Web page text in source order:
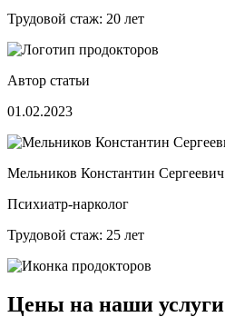
Трудовой стаж: 20 лет
Автор статьи
01.02.2023
Мельников Константин Сергеевич
Психиатр-нарколог
Трудовой стаж: 25 лет
Цены на наши услуги